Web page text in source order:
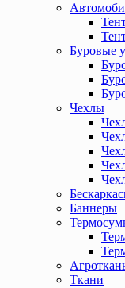
Буровые
Чехлы
Баннеры
Ткани